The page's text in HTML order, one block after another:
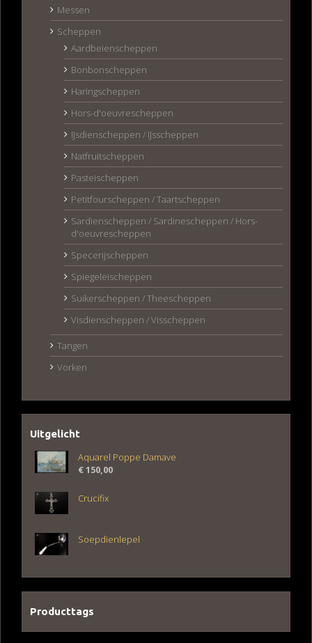
Messen
Scheppen
Aardbeienscheppen
Bonbonscheppen
Haringscheppen
Hors-d'oeuvrescheppen
IJsdienscheppen / IJsscheppen
Natfruitscheppen
Pasteischeppen
Petitfourscheppen / Taartscheppen
Sardienscheppen / Sardinescheppen / Hors-
d'oeuvrescheppen
Specerijscheppen
Spiegeleischeppen
Suikerscheppen / Theescheppen
Visdienscheppen / Visscheppen
Tangen
Vorken
Uitgelicht
Aquarel Poppe Damave
€150,00
Crucifix
Soepdienlepel
Producttags